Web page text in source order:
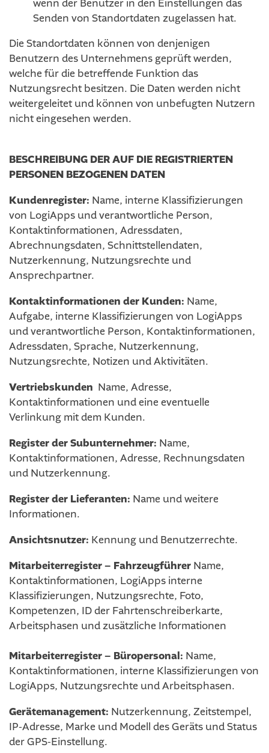
wenn der Benutzer in den Einstellungen das
Senden von Standortdaten zugelassen hat.
Die Standortdaten können von denjenigen
Benutzern des Unternehmens geprüft werden,
welche für die betreffende Funktion das
Nutzungsrecht besitzen. Die Daten werden nicht
weitergeleitet und können von unbefugten Nutzern
nicht eingesehen werden.
BESCHREIBUNG DER AUF DIE REGISTRIERTEN
PERSONEN BEZOGENEN DATEN
Kundenregister: Name, interne Klassifizierungen
von LogiApps und verantwortliche Person,
Kontaktinformationen, Adressdaten,
Abrechnungsdaten, Schnittstellendaten,
Nutzerkennung, Nutzungsrechte und
Ansprechpartner.
Kontaktinformationen der Kunden: Name,
Aufgabe, interne Klassifizierungen von LogiApps
und verantwortliche Person, Kontaktinformationen,
Adressdaten, Sprache, Nutzerkennung,
Nutzungsrechte, Notizen und Aktivitäten.
Vertriebskunden Name, Adresse,
Kontaktinformationen und eine eventuelle
Verlinkung mit dem Kunden.
Register der Subunternehmer: Name,
Kontaktinformationen, Adresse, Rechnungsdaten
und Nutzerkennung.
Register der Lieferanten: Name und weitere
Informationen.
Ansichtsnutzer: Kennung und Benutzerrechte.
Mitarbeiterregister – Fahrzeugführer Name,
Kontaktinformationen, LogiApps interne
Klassifizierungen, Nutzungsrechte, Foto,
Kompetenzen, ID der Fahrtenschreiberkarte,
Arbeitsphasen und zusätzliche Informationen
Mitarbeiterregister – Büropersonal: Name,
Kontaktinformationen, interne Klassifizierungen von
LogiApps, Nutzungsrechte und Arbeitsphasen.
Gerätemanagement: Nutzerkennung, Zeitstempel,
IP-Adresse, Marke und Modell des Geräts und Status
der GPS-Einstellung.